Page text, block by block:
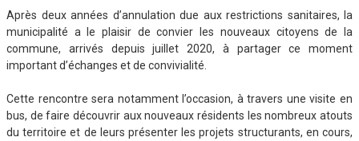
Après deux années d’annulation due aux restrictions sanitaires, la
municipalité a le plaisir de convier les nouveaux citoyens de la
commune, arrivés depuis juillet 2020, à partager ce moment
important d’échanges et de convivialité.
Cette rencontre sera notamment l’occasion, à travers une visite en
bus, de faire découvrir aux nouveaux résidents les nombreux atouts
du territoire et de leurs présenter les projets structurants, en cours,